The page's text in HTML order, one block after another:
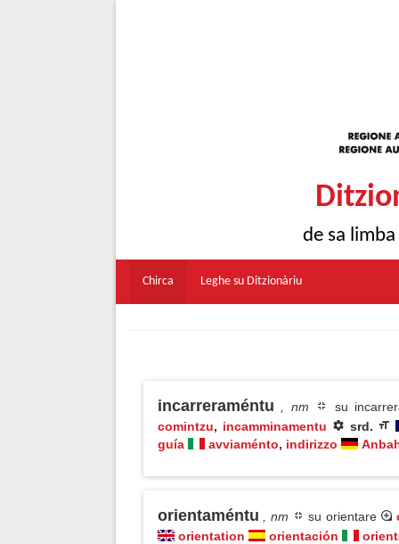
de sa
Chirca Leghe su Ditzionàriu
incarreraméntu , nm
su
comintzu, incamminamentu
srd.
guía
avviaménto, indirizzo
orientaméntu , nm su orientare
orientation
orientación